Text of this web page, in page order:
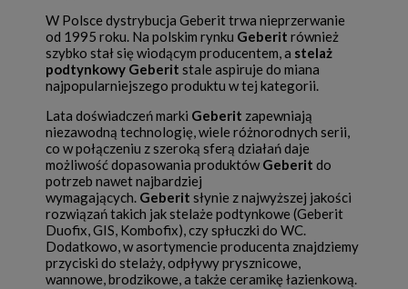
W Polsce dystrybucja Geberit trwa nieprzerwanie
od 1995 roku. Na polskim rynku Geberit również
szybko stał się wiodącym producentem, a stelaż
podtynkowy Geberit stale aspiruje do miana
najpopularniejszego produktu w tej kategorii.
Lata doświadczeń marki Geberit zapewniają
niezawodną technologię, wiele różnorodnych serii,
co w połączeniu z szeroką sferą działań daje
możliwość dopasowania produktówGeberit do
potrzeb nawet najbardziej
wymagających. Geberit słynie z najwyższej jakości
rozwiązań takich jak stelaże podtynkowe (Geberit
Duofix, GIS, Kombofix), czy spłuczki do WC.
Dodatkowo, w asortymencie producenta znajdziemy
przyciski do stelaży, odpływy prysznicowe,
wannowe, brodzikowe, a także ceramikę łazienkową.